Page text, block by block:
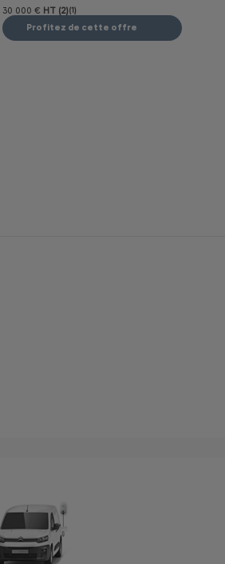
30 000 € HT (2)(1)
Profitez de cette offre